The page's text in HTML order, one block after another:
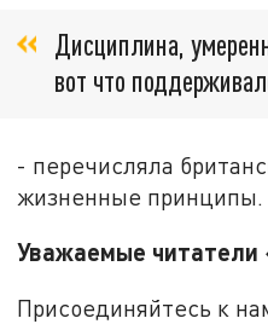
Дисциплина,
вот что
- перечисляла
жизненные принципы.
Уважаемые читатели
Присоединяйтесь к